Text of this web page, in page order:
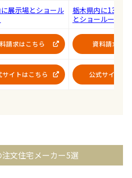
展示場とショール
栃木県内に13のモ
とショールームあ
請求はこちら 資料請求は
サイトはこちら 公式サイトは
注文住宅メーカー5選